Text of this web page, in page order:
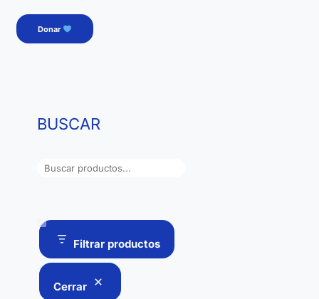
Donar
BUSCAR
r
Filtrar productos
Cerrar